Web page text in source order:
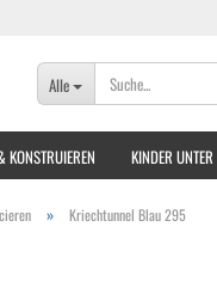
Alle
KONSTRUIEREN KINDER
» Kriechtunnel Blau 295